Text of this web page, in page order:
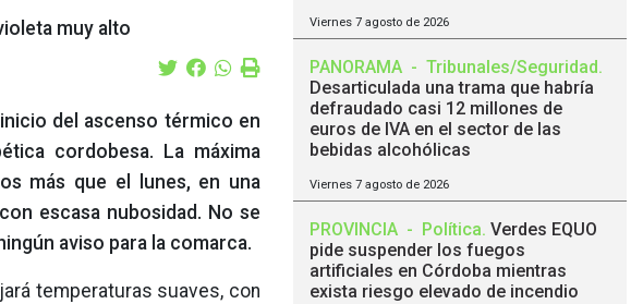
muy alto
del ascenso térmico en
cordobesa. La máxima
más que el lunes, en una
escasa nubosidad. No se
aviso para la comarca.
temperaturas suaves, con
Viernes 7 agosto de 2026
PANORAMA - Tribunales/Seguridad.
Desarticulada una trama que habría
defraudado casi 12 millones de
euros de IVA en el sector de las
bebidas alcohólicas
Viernes 7 agosto de 2026
PROVINCIA - Política. Verdes EQUO
pide suspender los fuegos
artificiales en Córdoba mientras
exista riesgo elevado de incendio